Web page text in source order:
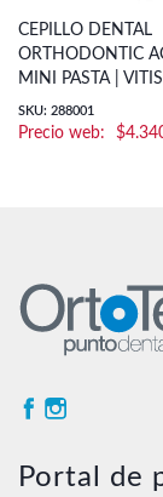
CEPILLO DENTAL
ORTHODONTIC
MINI PASTA | VITIS
SKU: 288001
$
Portal de